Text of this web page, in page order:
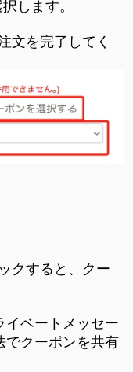
します。
文を完了してく
クすると、クー
イベートメッセー
でクーポンを共有